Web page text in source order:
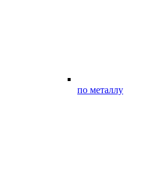
по металлу